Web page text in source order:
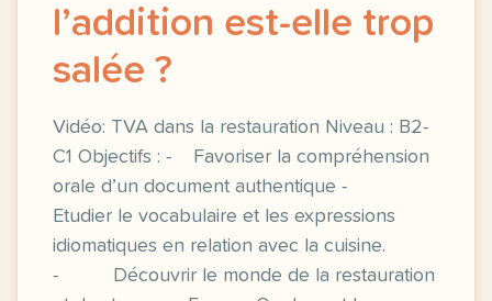
l’addition est-elle trop
salée ?
Vidéo: TVA dans la restauration Niveau : B2-
C1 Objectifs : - Favoriser la compréhension
orale d’un document authentique -
Etudier le vocabulaire et les expressions
idiomatiques en relation avec la cuisine.
- Découvrir le monde de la restauration